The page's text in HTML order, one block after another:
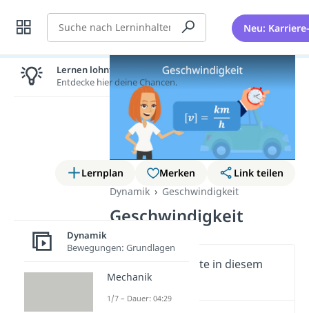
Suche Neu:
Lernplan Merken
Link teilen
Dynamik
Geschwindigkeit
Geschwindigkeit
Wichtige Inhalte in diesem
Video
Lernen lohnt sich!
Entdecke hier deine Chancen.
Dynamik
Bewegungen: Grundlagen
Mechanik
1/7 – Dauer: 04:29